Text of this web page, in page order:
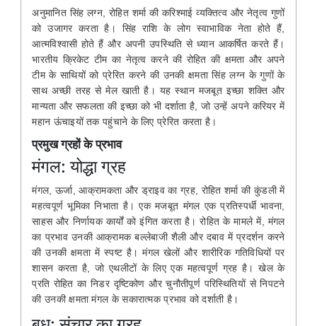
अनुमानित सिंह लग्न, रोहित शर्मा की करिश्माई व्यक्तित्व और नेतृत्व गुणों
को उजागर करता है। सिंह राशि के लोग स्वाभाविक नेता होते हैं,
आत्मविश्वासी होते हैं और अपनी उपस्थिति से ध्यान आकर्षित करते हैं।
भारतीय क्रिकेट टीम का नेतृत्व करने की रोहित की क्षमता और अपने
टीम के साथियों को प्रेरित करने की उनकी क्षमता सिंह लग्न के गुणों के
साथ अच्छी तरह से मेल खाती है। यह स्थान मजबूत इच्छा शक्ति और
मान्यता और सफलता की इच्छा को भी दर्शाता है, जो उन्हें अपने करियर में
महान ऊंचाइयों तक पहुंचाने के लिए प्रेरित करता है।
प्रमुख ग्रहों के प्रभाव
मंगल: योद्धा ग्रह
मंगल, ऊर्जा, आक्रामकता और ड्राइव का ग्रह, रोहित शर्मा की कुंडली में
महत्वपूर्ण भूमिका निभाता है। एक मजबूत मंगल एक प्रतिस्पर्धी भावना,
साहस और निर्णायक कार्यों को इंगित करता है। रोहित के मामले में, मंगल
का प्रभाव उनकी आक्रामक बल्लेबाजी शैली और दबाव में प्रदर्शन करने
की उनकी क्षमता में स्पष्ट है। मंगल खेलों और शारीरिक गतिविधियों पर
शासन करता है, जो एथलीटों के लिए एक महत्वपूर्ण ग्रह है। खेल के
प्रति रोहित का निडर दृष्टिकोण और चुनौतीपूर्ण परिस्थितियों से निपटने
की उनकी क्षमता मंगल के सकारात्मक प्रभाव को दर्शाती है।